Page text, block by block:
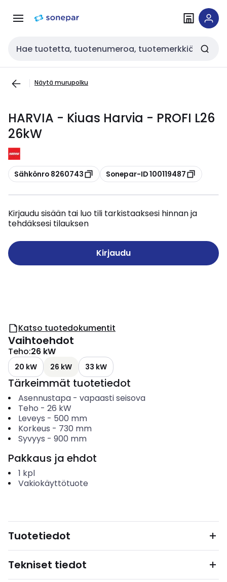
navigointiinsisältöön
Haku
Näytä murupolku
HARVIA - Kiuas Harvia - PROFI L26
26kW
Kopioi
Sähkönro 8260743 Kopioi
Sonepar-ID 100119487
Kirjaudu sisään tai luo tili tarkistaaksesi hinnan ja
tehdäksesi tilauksen
Kirjaudu
Katso tuotedokumentit
Vaihtoehdot
Teho:26 kW
20 kW 26 kW 33 kW
Tärkeimmät tuotetiedot
Asennustapa- vapaasti seisova
Teho - 26 kW
Leveys - 500 mm
Korkeus - 730 mm
Syvyys - 900 mm
Pakkaus ja ehdot
1 kpl
Vakiokäyttötuote
Tuotetiedot
Tekniset tiedot